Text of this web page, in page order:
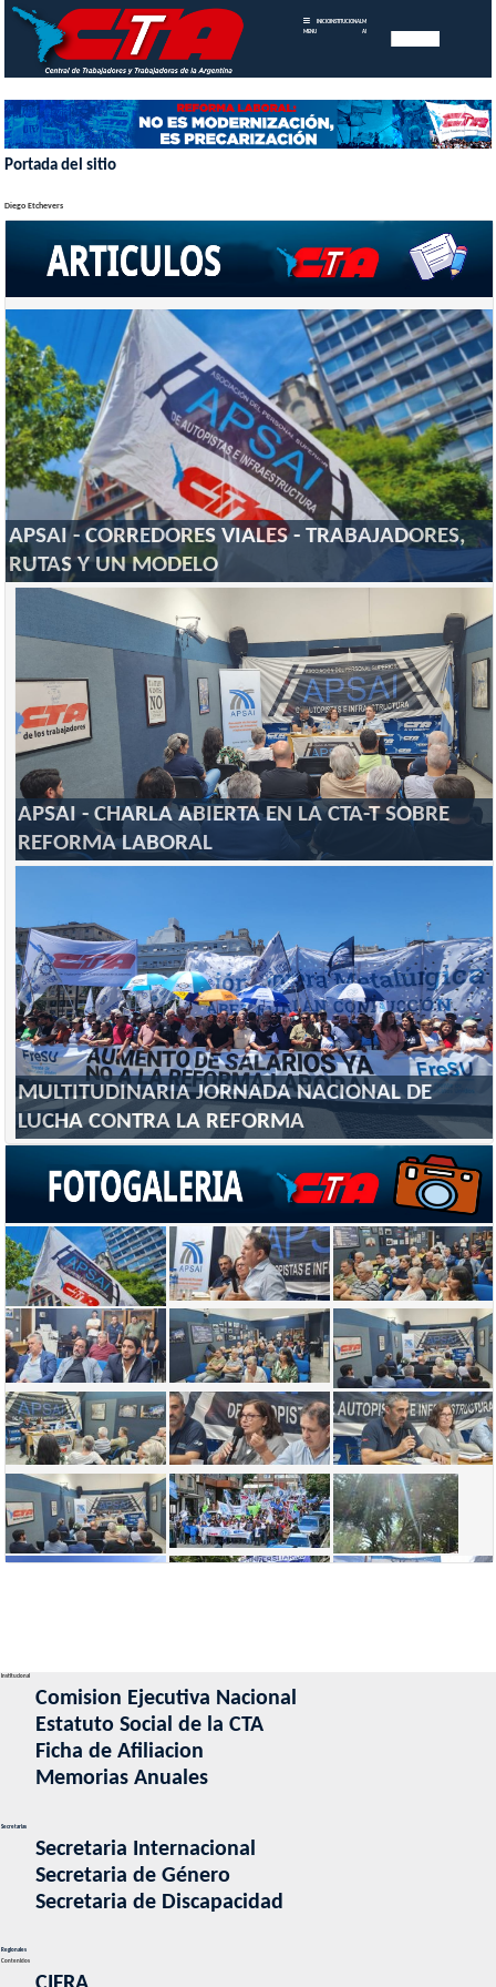
MENU
INICIOINSTITUCIONAL MEMORIAS
ANUALES
Portada del sitio
Diego Etchevers
APSAI - CORREDORES VIALES - TRABAJADORES,
RUTAS Y UN MODELO
APSAI - CHARLA ABIERTA EN LA CTA-T SOBRE
REFORMA LABORAL
MULTITUDINARIA JORNADA NACIONAL DE
LUCHA CONTRA LA REFORMA
Institucional
Comision Ejecutiva Nacional
Estatuto Social de la CTA
Ficha de Afiliacion
Memorias Anuales
Secretarias
Secretaria Internacional
Secretaria de Género
Secretaria de Discapacidad
Regionales
Contenidos